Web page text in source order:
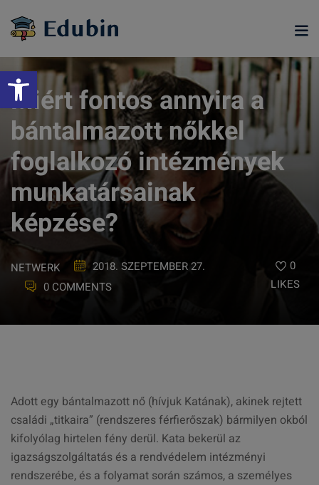
Eszköztár megnyitása
content
Miért fontos annyira a
bántalmazott nőkkel
foglalkozó intézmények
munkatársainak
képzése?
NETWERK
2018. SZEPTEMBER 27.
0 COMMENTS
0
LIKES
Adott egy bántalmazott nő (hívjuk Katának), akinek rejtett
családi „titkaira” (rendszeres férfierőszak) bármilyen okból
kifolyólag hirtelen fény derül. Kata bekerül az
igazságszolgáltatás és a rendvédelem intézményi
rendszerébe, és a folyamat során számos, a személyes